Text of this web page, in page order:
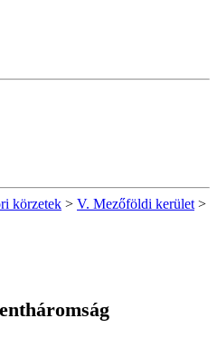
körzetek > V. Mezőföldi kerület >